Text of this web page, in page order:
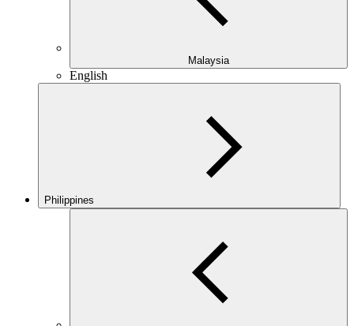
Malaysia
English
Philippines